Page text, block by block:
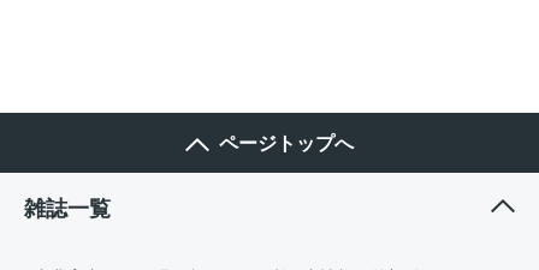
ページトップへ
雑誌一覧